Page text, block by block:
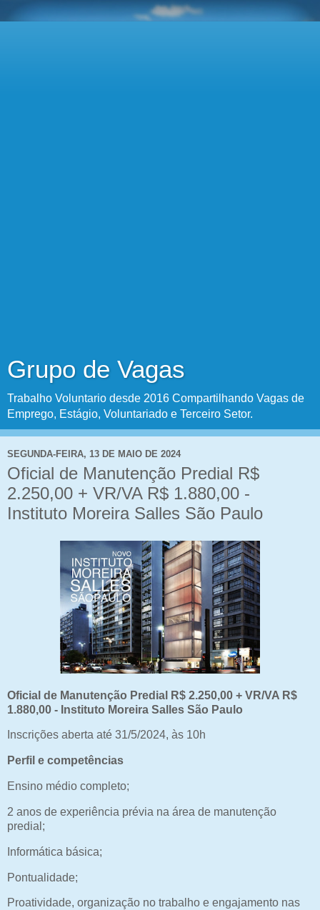
Grupo de Vagas
Trabalho Voluntario desde 2016 Compartilhando Vagas de
Emprego, Estágio, Voluntariado e Terceiro Setor.
SEGUNDA-FEIRA, 13 DE MAIO DE 2024
Oficial de Manutenção Predial R$
2.250,00 + VR/VA R$ 1.880,00 -
Instituto Moreira Salles São Paulo
Oficial de Manutenção Predial R$ 2.250,00 + VR/VA R$
1.880,00 - Instituto Moreira Salles São Paulo
Inscrições aberta até 31/5/2024, às 10h
Perfil e competências
Ensino médio completo;
2 anos de experiência prévia na área de manutenção
predial;
Informática básica;
Pontualidade;
Proatividade, organização no trabalho e engajamento nas